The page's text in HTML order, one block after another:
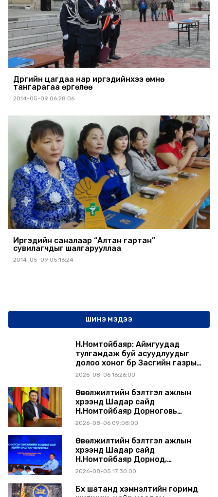
Дүүргийн цагдаа нар иргэдийнхээ өмнө
тангарагаа өргөлөө
2014-05-09 06:28:06
Иргэдийн саналаар “Алтан гартан”
сувилагчдыг шалгарууллаа
2014-05-09 05:16:24
ШИНЭ МЭДЭЭ
Н.Номтойбаяр: Аймгуудад
тулгамдаж буй асуудлуудыг
долоо хоног бүр Засгийн газрын
хуралдаанд танилцуулж,
2026-08-06 16:26:00
Өвөлжилтийн бэлтгэл ажлын
хүрээнд Шадар сайд
Н.Номтойбаяр Дорноговь
аймагт ажиллав
2026-08-06 09:08:00
Өвөлжилтийн бэлтгэл ажлын
хүрээнд Шадар сайд
Н.Номтойбаяр Дорнод,
Сүхбаатар аймагт ажиллав
2026-08-05 17:30:00
Бүх шатанд хэмнэлтийн горимд